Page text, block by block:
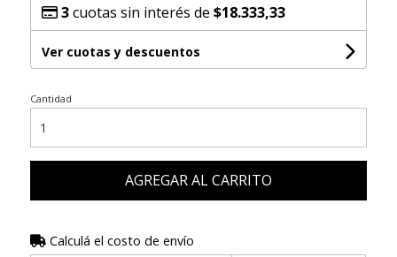
3cuotas sin interés de $18.333,33
Ver cuotas y descuentos
Cantidad
AGREGAR AL CARRITO
Calculá el costo de envío